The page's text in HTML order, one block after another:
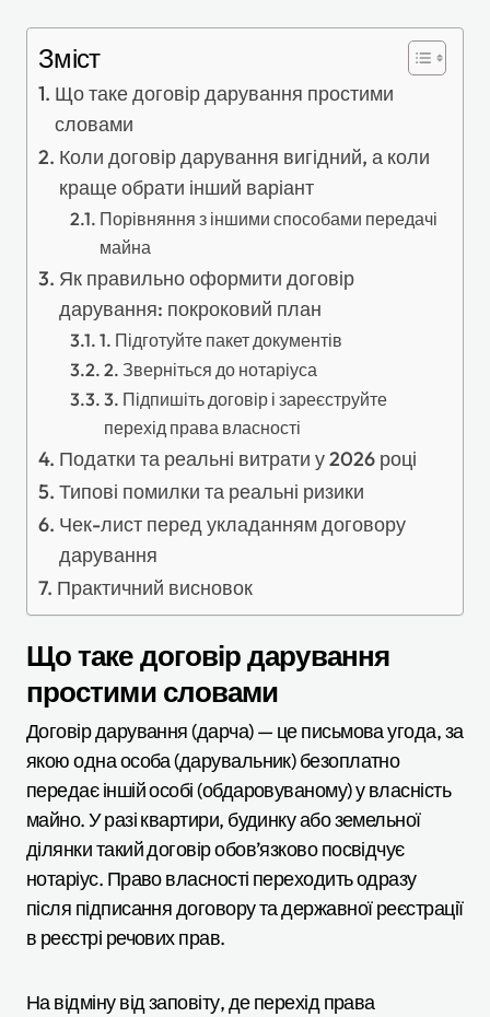
Зміст
Що таке договір дарування простими
словами
Коли договір дарування вигідний, а коли
краще обрати інший варіант
Порівняння з іншими способами передачі
майна
Як правильно оформити договір
дарування: покроковий план
1. Підготуйте пакет документів
2. Зверніться до нотаріуса
3. Підпишіть договір і зареєструйте
перехід права власності
Податки та реальні витрати у 2026 році
Типові помилки та реальні ризики
Чек-лист перед укладанням договору
дарування
Практичний висновок
Що таке договір дарування
простими словами
Договір дарування (дарча) — це письмова угода, за
якою одна особа (дарувальник) безоплатно
передає іншій особі (обдаровуваному) у власність
майно. У разі квартири, будинку або земельної
ділянки такий договір обов’язково посвідчує
нотаріус. Право власності переходить одразу
після підписання договору та державної реєстрації
в реєстрі речових прав.
На відміну від заповіту, де перехід права